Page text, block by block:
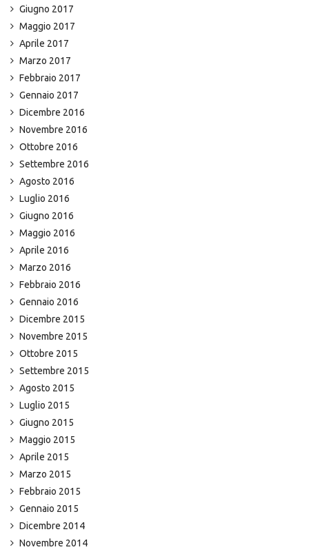
Giugno 2017
Maggio 2017
Aprile 2017
Marzo 2017
Febbraio 2017
Gennaio 2017
Dicembre 2016
Novembre 2016
Ottobre 2016
Settembre 2016
Agosto 2016
Luglio 2016
Giugno 2016
Maggio 2016
Aprile 2016
Marzo 2016
Febbraio 2016
Gennaio 2016
Dicembre 2015
Novembre 2015
Ottobre 2015
Settembre 2015
Agosto 2015
Luglio 2015
Giugno 2015
Maggio 2015
Aprile 2015
Marzo 2015
Febbraio 2015
Gennaio 2015
Dicembre 2014
Novembre 2014